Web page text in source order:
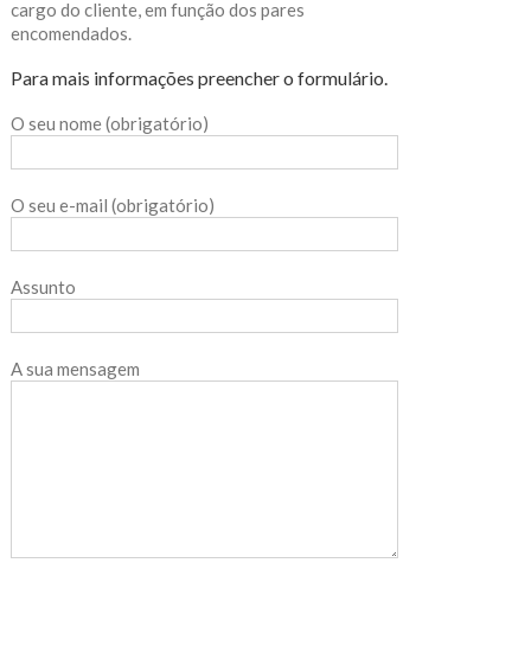
cargo do cliente, em função dos pares
encomendados.
Para mais informações preencher o formulário.
O seu nome (obrigatório)
O seu e-mail (obrigatório)
Assunto
A sua mensagem